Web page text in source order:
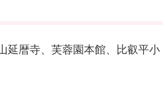
延暦寺、芙蓉園本館、比叡平小